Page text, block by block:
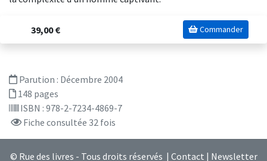
39,00 € Commander
Parution : Décembre 2004
148 pages
ISBN : 978-2-7234-4869-7
Fiche consultée 32 fois
© Rue des livres - Tous droits réservés | Contact | Newsletter